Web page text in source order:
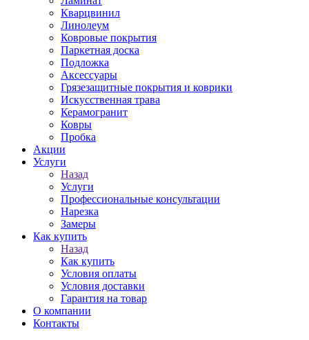
Кварцвинил
Линолеум
Ковровые покрытия
Паркетная доска
Подложка
Аксессуары
Грязезащитные покрытия и коврики
Искусственная трава
Керамогранит
Ковры
Пробка
Акции
Услуги
Назад
Услуги
Профессиональные консультации
Нарезка
Замеры
Как купить
Назад
Как купить
Условия оплаты
Условия доставки
Гарантия на товар
О компании
Контакты